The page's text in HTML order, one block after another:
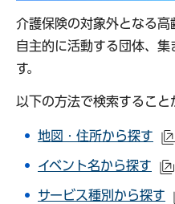
介護保険の対象外となる高
自主的に活動する団体、
す。
以下の方法で検索すること
地図・住所から探す
イベント名から探す
サービス種別から探す